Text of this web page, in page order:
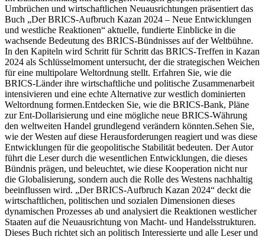
Umbrüchen und wirtschaftlichen Neuausrichtungen präsentiert das
Buch „Der BRICS-Aufbruch Kazan 2024 – Neue Entwicklungen
und westliche Reaktionen“ aktuelle, fundierte Einblicke in die
wachsende Bedeutung des BRICS-Bündnisses auf der Weltbühne.
In den Kapiteln wird Schritt für Schritt das BRICS-Treffen in Kazan
2024 als Schlüsselmoment untersucht, der die strategischen Weichen
für eine multipolare Weltordnung stellt. Erfahren Sie, wie die
BRICS-Länder ihre wirtschaftliche und politische Zusammenarbeit
intensivieren und eine echte Alternative zur westlich dominierten
Weltordnung formen.Entdecken Sie, wie die BRICS-Bank, Pläne
zur Ent-Dollarisierung und eine mögliche neue BRICS-Währung
den weltweiten Handel grundlegend verändern könnten.Sehen Sie,
wie der Westen auf diese Herausforderungen reagiert und was diese
Entwicklungen für die geopolitische Stabilität bedeuten. Der Autor
führt die Leser durch die wesentlichen Entwicklungen, die dieses
Bündnis prägen, und beleuchtet, wie diese Kooperation nicht nur
die Globalisierung, sondern auch die Rolle des Westens nachhaltig
beeinflussen wird. „Der BRICS-Aufbruch Kazan 2024“ deckt die
wirtschaftlichen, politischen und sozialen Dimensionen dieses
dynamischen Prozesses ab und analysiert die Reaktionen westlicher
Staaten auf die Neuausrichtung von Macht- und Handelsstrukturen.
Dieses Buch richtet sich an politisch Interessierte und alle Leser und